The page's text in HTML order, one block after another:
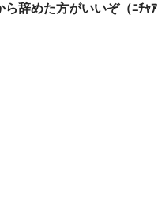
辞めた方がいいぞ（ﾆﾁｬｱ